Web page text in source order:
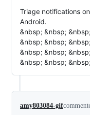
Triage notifications
Android.
&nbsp; &nbsp;
&nbsp; &nbsp;
&nbsp; &nbsp;
&nbsp; &nbsp;
amy803084-gif